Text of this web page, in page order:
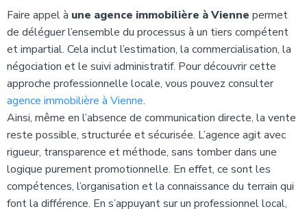
Faire appel à une agence immobilière à Vienne permet
de déléguer l’ensemble du processus à un tiers compétent
et impartial. Cela inclut l’estimation, la commercialisation, la
négociation et le suivi administratif. Pour découvrir cette
approche professionnelle locale, vous pouvez consulter
agence immobilière à Vienne.
Ainsi, même en l’absence de communication directe, la vente
reste possible, structurée et sécurisée. L’agence agit avec
rigueur, transparence et méthode, sans tomber dans une
logique purement promotionnelle. En effet, ce sont les
compétences, l’organisation et la connaissance du terrain qui
font la différence. En s’appuyant sur un professionnel local,